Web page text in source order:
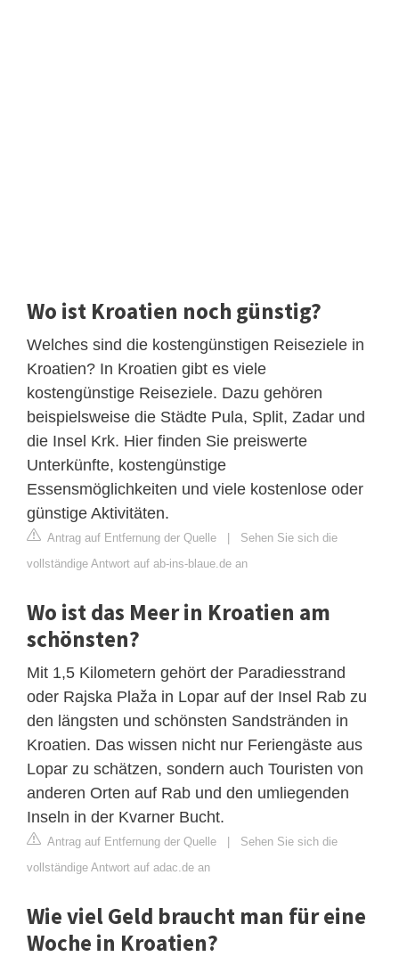
Wo ist Kroatien noch günstig?
Welches sind die kostengünstigen Reiseziele in
Kroatien? In Kroatien gibt es viele
kostengünstige Reiseziele. Dazu gehören
beispielsweise die Städte Pula, Split, Zadar und
die Insel Krk. Hier finden Sie preiswerte
Unterkünfte, kostengünstige
Essensmöglichkeiten und viele kostenlose oder
günstige Aktivitäten.
Antrag auf Entfernung der Quelle | Sehen Sie sich die
vollständige Antwort auf ab-ins-blaue.de an
Wo ist das Meer in Kroatien am
schönsten?
Mit 1,5 Kilometern gehört der Paradiesstrand
oder Rajska Plaža in Lopar auf der Insel Rab zu
den längsten und schönsten Sandstränden in
Kroatien. Das wissen nicht nur Feriengäste aus
Lopar zu schätzen, sondern auch Touristen von
anderen Orten auf Rab und den umliegenden
Inseln in der Kvarner Bucht.
Antrag auf Entfernung der Quelle | Sehen Sie sich die
vollständige Antwort auf adac.de an
Wie viel Geld braucht man für eine
Woche in Kroatien?